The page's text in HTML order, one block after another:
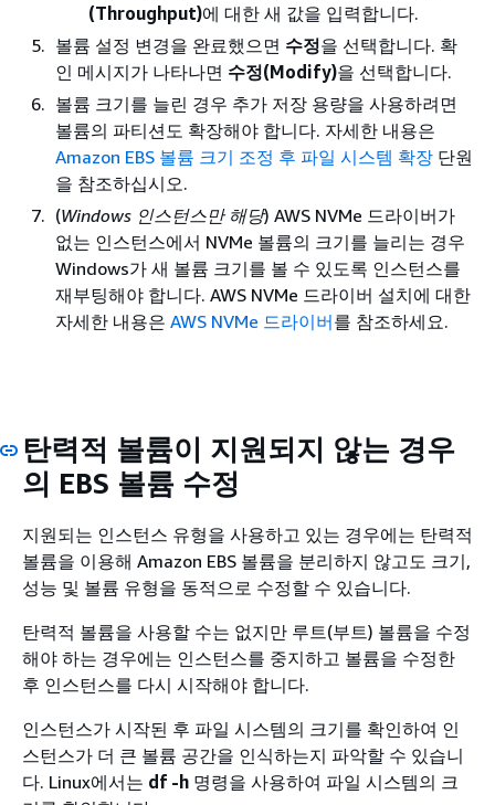
(Throughput)에 대한 새 값을 입력합니다.
볼륨 설정 변경을 완료했으면 수정을 선택합니다. 확
인 메시지가 나타나면 수정(Modify)을 선택합니다.
볼륨 크기를 늘린 경우 추가 저장 용량을 사용하려면
볼륨의 파티션도 확장해야 합니다. 자세한 내용은
Amazon EBS 볼륨 크기 조정 후 파일 시스템 확장 단원
을 참조하십시오.
(Windows 인스턴스만 해당) AWS NVMe 드라이버가
없는 인스턴스에서 NVMe 볼륨의 크기를 늘리는 경우
Windows가 새 볼륨 크기를 볼 수 있도록 인스턴스를
재부팅해야 합니다. AWS NVMe 드라이버 설치에 대한
자세한 내용은 AWS NVMe 드라이버를 참조하세요.
탄력적 볼륨이 지원되지 않는 경우
의 EBS 볼륨 수정
지원되는 인스턴스 유형을 사용하고 있는 경우에는 탄력적
볼륨을 이용해 Amazon EBS 볼륨을 분리하지 않고도 크기,
성능 및 볼륨 유형을 동적으로 수정할 수 있습니다.
탄력적 볼륨을 사용할 수는 없지만 루트(부트) 볼륨을 수정
해야 하는 경우에는 인스턴스를 중지하고 볼륨을 수정한
후 인스턴스를 다시 시작해야 합니다.
인스턴스가 시작된 후 파일 시스템의 크기를 확인하여 인
스턴스가 더 큰 볼륨 공간을 인식하는지 파악할 수 있습니
다. Linux에서는 df -h 명령을 사용하여 파일 시스템의 크